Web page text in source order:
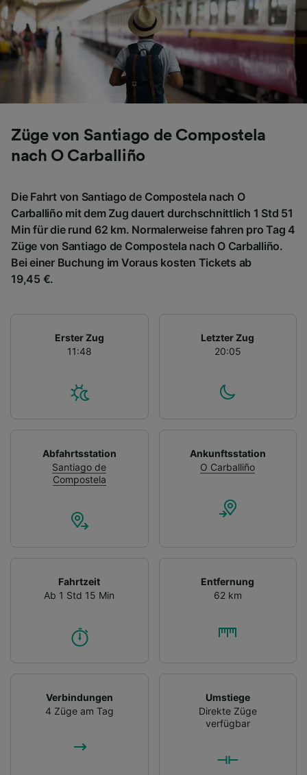
Züge von Santiago de Compostela
nach O Carballiño
Die Fahrt von Santiago de Compostela nach O
Carballiño mit dem Zug dauert durchschnittlich 1 Std 51
Min für die rund 62 km. Normalerweise fahren pro Tag 4
Züge von Santiago de Compostela nach O Carballiño.
Bei einer Buchung im Voraus kosten Tickets ab
19,45 €.
Erster Zug
11:48
Letzter Zug
20:05
Abfahrtsstation
Santiago de
Compostela
Ankunftsstation
O Carballiño
Fahrtzeit
Ab 1 Std 15 Min
Entfernung
62 km
Verbindungen
4 Züge am Tag
Umstiege
Direkte Züge
verfügbar